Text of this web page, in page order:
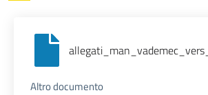
Altro documento